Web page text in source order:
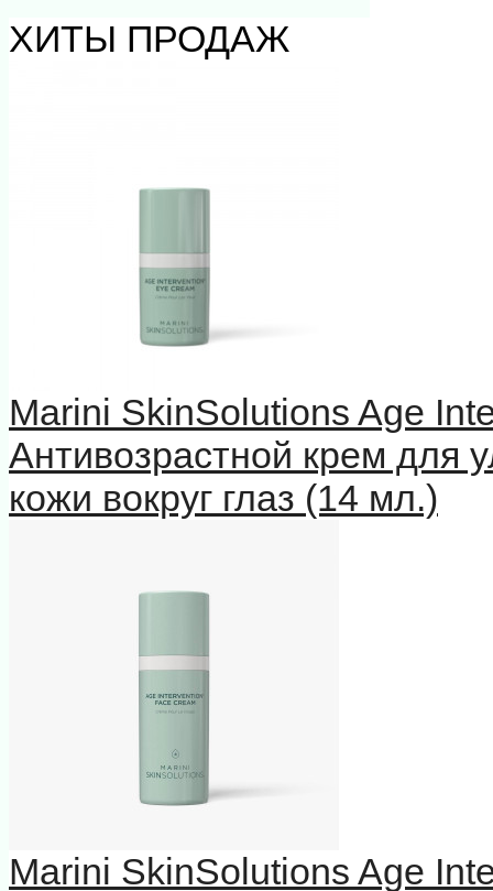
ХИТЫ ПРОДАЖ
Marini SkinSolutions Age
Антивозрастной крем для
кожи вокруг глаз (14 мл.)
Marini SkinSolutions Age